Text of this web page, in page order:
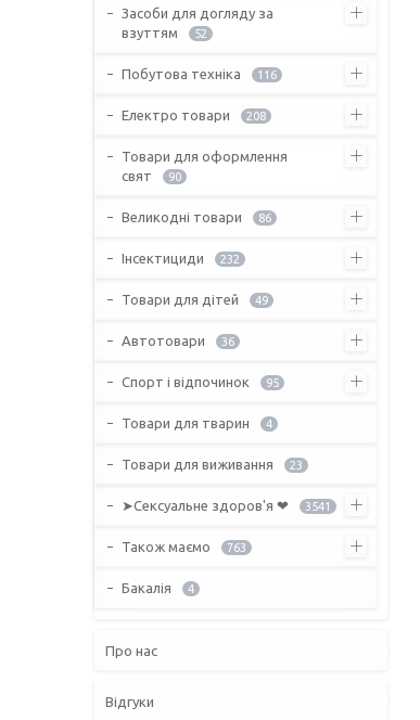
Засоби для догляду за
взуттям
52
Побутова техніка 116
Електро товари 208
Товари для оформлення
свят
90
Великодні товари 86
Інсектициди 232
Товари для дітей 49
Автотовари 36
Спорт і відпочинок 95
Товари для тварин 4
Товари для виживання 23
➤Сексуальне здоров'я ❤ 3541
Також маємо 763
Бакалія 4
Про нас
Відгуки